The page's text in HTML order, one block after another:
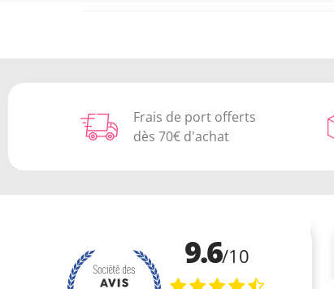
Frais de port offerts
dès 70€ d'achat